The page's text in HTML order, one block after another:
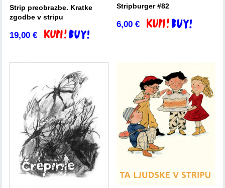
Strip preobrazbe. Kratke
zgodbe v stripu
19,00€ Dodaj v košarico
Stripburger #82
6,00€ Dodaj v košarico